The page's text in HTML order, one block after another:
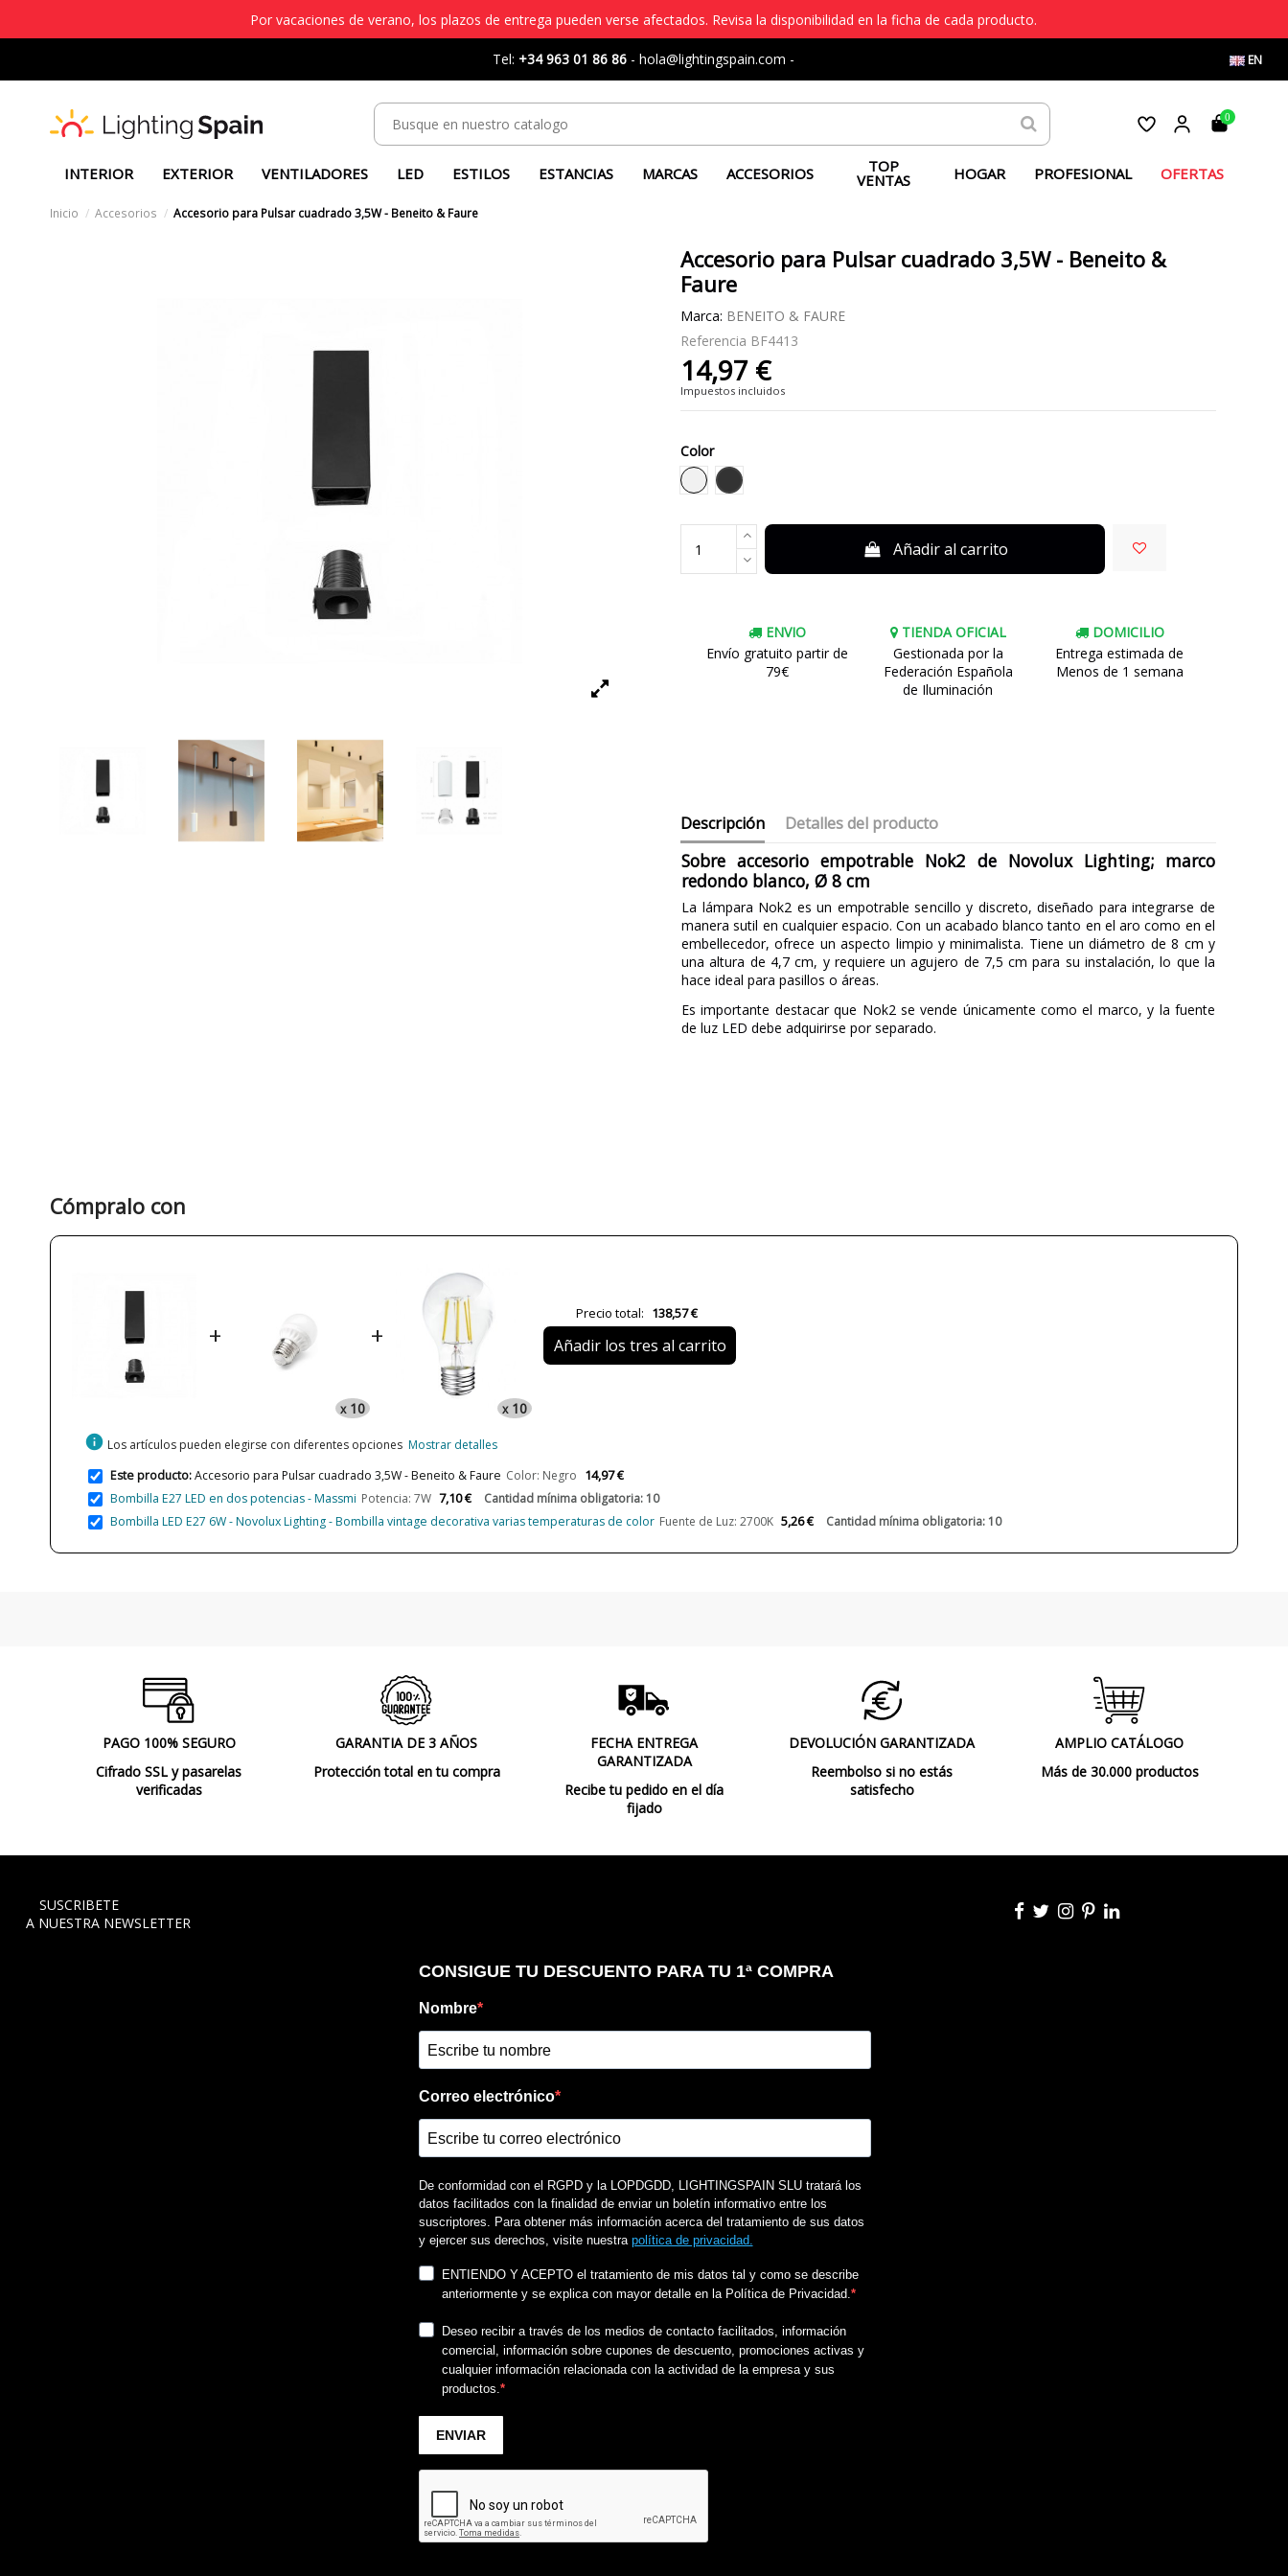
Por vacaciones de verano, los plazos de entrega pueden verse afectados. Revisa la disponibilidad en la ficha de cada producto.
Tel: +34 963 01 86 86 - hola@lightingspain.com - EN
0
INTERIOR EXTERIOR VENTILADORES LED ESTILOS ESTANCIAS MARCAS ACCESORIOS TOP
VENTAS HOGAR PROFESIONAL OFERTAS
Inicio Accesorios Accesorio para Pulsar cuadrado 3,5W - Beneito & Faure
Accesorio para Pulsar cuadrado 3,5W - Beneito &
Faure
Marca: BENEITO & FAURE
Referencia BF4413
14,97 €
Impuestos incluidos
Color
Blanco Negro
Añadir al carrito
ENVIO
Envío gratuito partir de
79€
TIENDA OFICIAL
Gestionada por la
Federación Española
de Iluminación
DOMICILIO
Entrega estimada de
Menos de 1 semana
Descripción Detalles del producto
Sobre accesorio empotrable Nok2 de Novolux Lighting; marco
redondo blanco, Ø 8 cm
La lámpara Nok2 es un empotrable sencillo y discreto, diseñado para integrarse de
manera sutil en cualquier espacio. Con un acabado blanco tanto en el aro como en el
embellecedor, ofrece un aspecto limpio y minimalista. Tiene un diámetro de 8 cm y
una altura de 4,7 cm, y requiere un agujero de 7,5 cm para su instalación, lo que la
hace ideal para pasillos o áreas.
Es importante destacar que Nok2 se vende únicamente como el marco, y la fuente
de luz LED debe adquirirse por separado.
Cómpralo con
+
x10
+
x10
Precio total: 138,57 €
Añadir los tres al carrito
info Los artículos pueden elegirse con diferentes opciones Mostrar detalles
Este producto:Accesorio para Pulsar cuadrado 3,5W - Beneito & Faure Color: Negro 14,97 €
Bombilla E27 LED en dos potencias - Massmi Potencia: 7W 7,10 €
Cantidad mínima obligatoria: 10
Bombilla LED E27 6W - Novolux Lighting - Bombilla vintage decorativa varias temperaturas de color Fuente de Luz: 2700K 5,26 € Cantidad mínima obligatoria: 10
PAGO 100% SEGURO
Cifrado SSL y pasarelas
verificadas
GARANTIA DE 3 AÑOS
Protección total en tu compra
FECHA ENTREGA
GARANTIZADA
Recibe tu pedido en el día
fijado
DEVOLUCIÓN GARANTIZADA
Reembolso si no estás
satisfecho
AMPLIO CATÁLOGO
Más de 30.000 productos
SUSCRIBETE
A NUESTRA NEWSLETTER